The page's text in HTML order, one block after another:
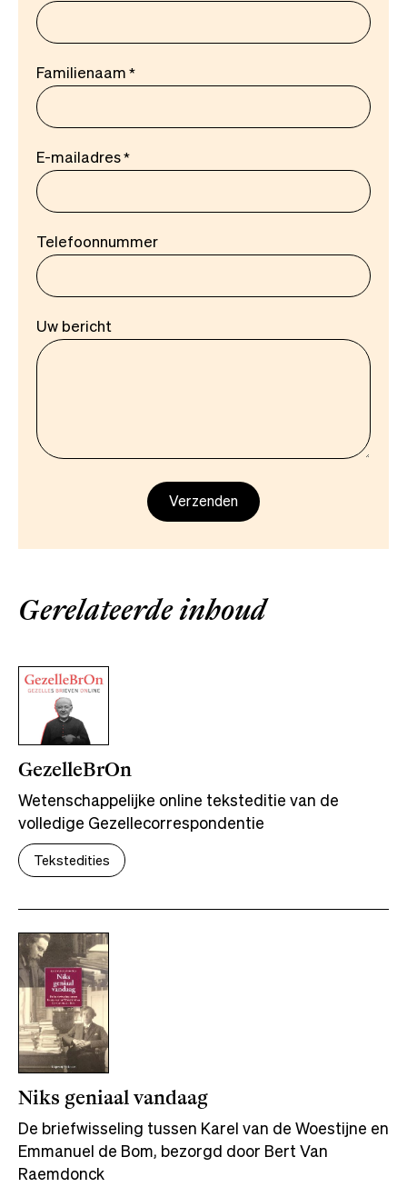
Familienaam
E-mailadres
Telefoonnummer
Uw bericht
Gerelateerde inhoud
GezelleBrOn
Wetenschappelijke online teksteditie van de
volledige Gezellecorrespondentie
Tekstedities
Niks geniaal vandaag
De briefwisseling tussen Karel van de Woestijne en
Emmanuel de Bom, bezorgd door Bert Van
Raemdonck